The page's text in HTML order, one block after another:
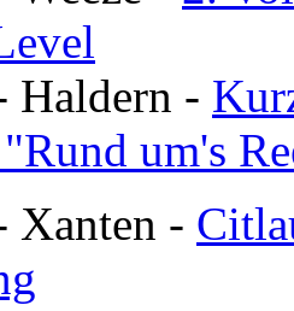
Haldern -
um's
Xanten -